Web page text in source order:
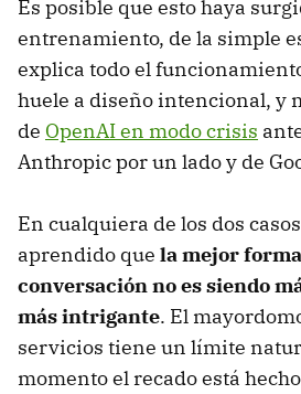
Es posible que esto haya
entrenamiento, de la simple
explica todo el
huele a diseño intencional, y
de OpenAI en modo crisis
Anthropic por un lado y de
En cualquiera de los dos
aprendido que la mejor
conversación no es siendo
más intrigante. El
servicios tiene un límite
momento el recado está